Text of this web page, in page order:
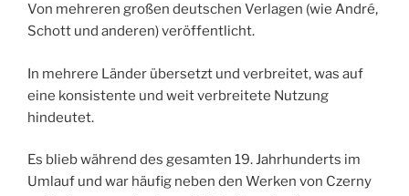
Von mehreren großen deutschen Verlagen (wie André,
Schott und anderen) veröffentlicht.
In mehrere Länder übersetzt und verbreitet, was auf
eine konsistente und weit verbreitete Nutzung
hindeutet.
Es blieb während des gesamten 19. Jahrhunderts im
Umlauf und war häufig neben den Werken von Czerny